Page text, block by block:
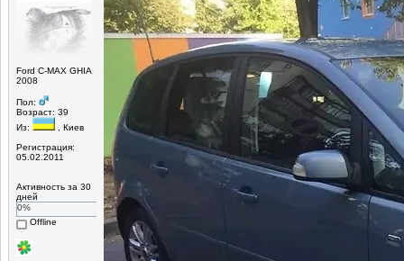
Ford C-MAX GHIA
2008
Пол:
Возраст: 39
Из:
, Киев
Регистрация:
05.02.2011
Активность за 30
дней
0%
Offline